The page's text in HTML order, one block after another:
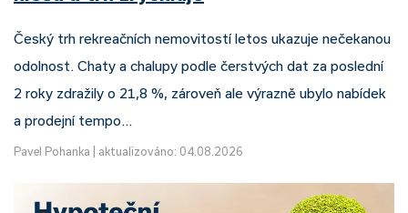
Český trh rekreačních nemovitostí letos ukazuje nečekanou
odolnost. Chaty a chalupy podle čerstvých dat za poslední
2 roky zdražily o 21,8 %, zároveň ale výrazně ubylo nabídek
a prodejní tempo…
Pavel Pohanka aktualizováno: 04.08.2026